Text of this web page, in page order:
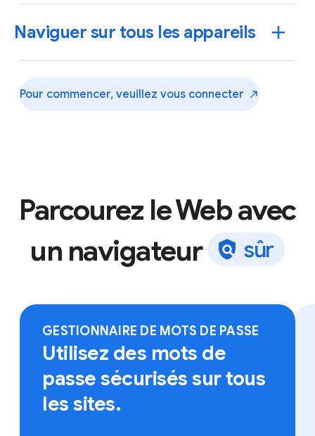
Naviguer sur tous les appareils
passe enregistrés et bien plus.
Pour commencer, veuillez vous connecter
Parcourez le Web avec
un navigateur
sûr
GESTIONNAIRE DE MOTS DE PASSE
Utilisez des mots de
passe sécurisés sur tous
les sites.